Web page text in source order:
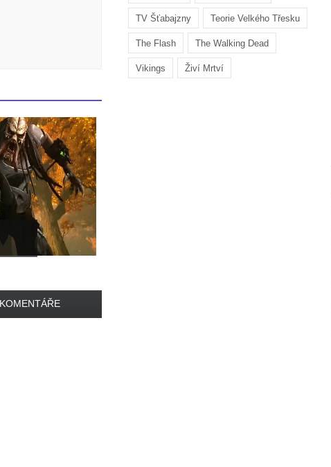
TV Šťabajzny Teorie Velkého Třesku
The Flash The Walking Dead
Vikings Živí Mrtví